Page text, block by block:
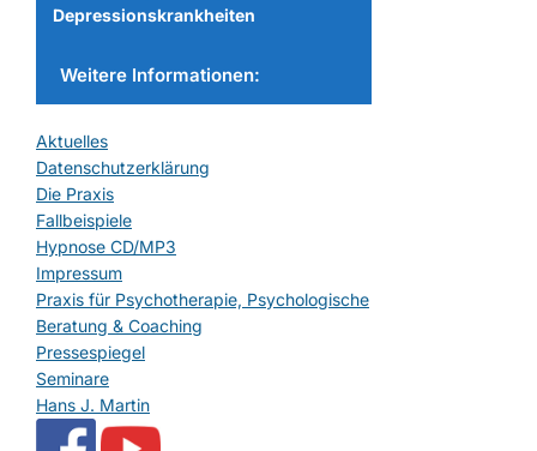
Depressionskrankheiten
Weitere Informationen:
Aktuelles
Datenschutzerklärung
Die Praxis
Fallbeispiele
Hypnose CD/MP3
Impressum
Praxis für Psychotherapie, Psychologische
Beratung & Coaching
Pressespiegel
Seminare
Hans J. Martin